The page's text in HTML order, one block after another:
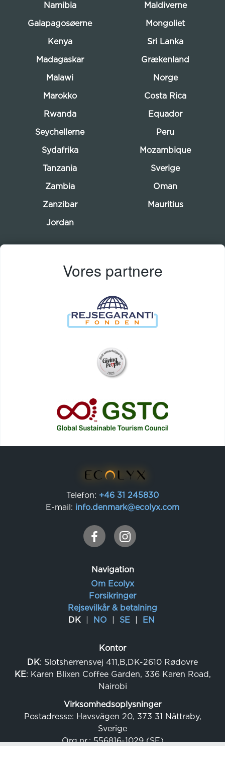
Namibia
Galapagosøerne
Kenya
Madagaskar
Malawi
Marokko
Rwanda
Seychellerne
Sydafrika
Tanzania
Zambia
Zanzibar
Jordan
Maldiverne
Mongoliet
Sri Lanka
Grækenland
Norge
Costa Rica
Equador
Peru
Mozambique
Sverige
Oman
Mauritius
Vores partnere
Telefon: +46 31 245830
E-mail: info.denmark@ecolyx.com
Navigation
Om Ecolyx
Forsikringer
Rejsevilkår & betalning
DK
NO SE EN
Kontor
DK: Slotsherrensvej 411,B,DK-2610 Rødovre
KE: Karen Blixen Coffee Garden, 336 Karen Road,
Nairobi
Virksomhedsoplysninger
Postadresse: Havsvägen 20, 373 31 Nättraby,
Sverige
Org.nr.: 556816-1029 (SE)